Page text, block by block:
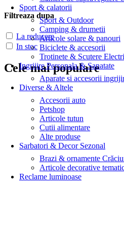
Sport & calatorii
Sport & Outdoor
Camping & drumetii
Articole solare & panouri
Biciclete & accesorii
Trotinete & Scutere
Ingrijire Personala & Sanatate
Aparate si accesorii
Diverse & Altele
Accesorii auto
Petshop
Articole tutun
Cutii alimentare
Alte produse
Sarbatori & Decor Sezonal
Brazi & ornamente
Articole decorative
Reclame luminoase
Filtreaza dupa
La reducere
In stoc
Cele mai populare